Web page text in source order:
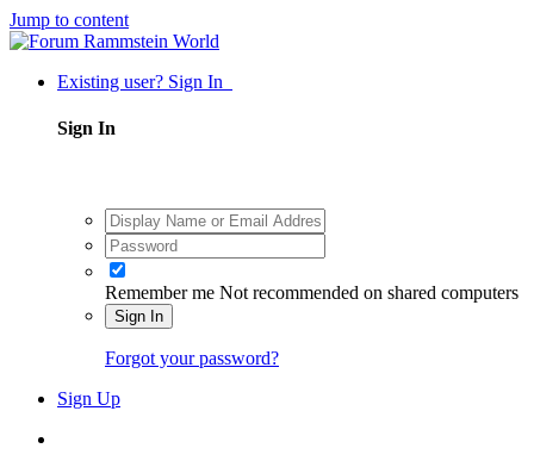
Jump to content
Existing user? Sign In
Sign In
Remember me Not recommended on shared computers
Sign In
Forgot your password?
Sign Up